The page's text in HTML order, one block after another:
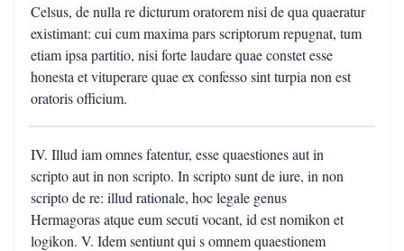
Celsus, de nulla re dicturum oratorem nisi de qua quaeratur
existimant: cui cum maxima pars scriptorum repugnat, tum
etiam ipsa partitio, nisi forte laudare quae constet esse
honesta et vituperare quae ex confesso sint turpia non est
oratoris officium.
IV. Illud iam omnes fatentur, esse quaestiones aut in
scripto aut in non scripto. In scripto sunt de iure, in non
scripto de re: illud rationale, hoc legale genus
Hermagoras atque eum secuti vocant, id est nomikon et
logikon. V. Idem sentiunt qui s omnem quaestionem